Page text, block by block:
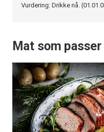
Vurdering: Drikke nå.
Mat som passer